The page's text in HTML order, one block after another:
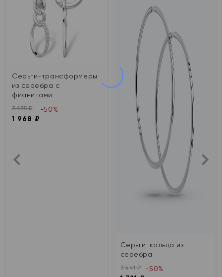
Серьги-трансформеры
из серебра с
фианитами
3 935 ₽
1 968 ₽
-50%
Серьги-кольца из
серебра
3 441 ₽ -50%